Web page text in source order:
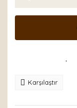
Karşılaştır